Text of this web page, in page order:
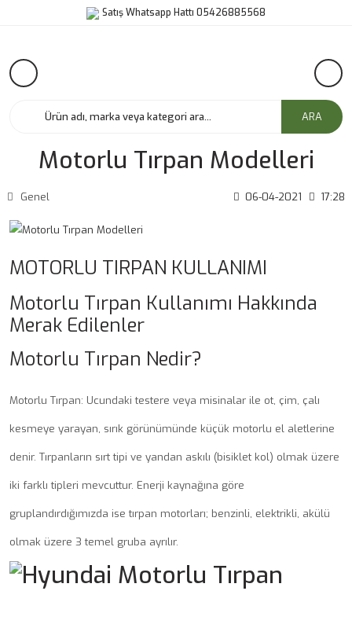
Satış Whatsapp Hattı 05426885568
ARA
Motorlu Tırpan Modelleri
Genel 06-04-2021 17:28
MOTORLU TIRPAN KULLANIMI
Motorlu Tırpan Kullanımı Hakkında
Merak Edilenler
Motorlu Tırpan Nedir?
Motorlu Tırpan: Ucundaki testere veya misinalar ile ot, çim, çalı
kesmeye yarayan, sırık görünümünde küçük motorlu el aletlerine
denir. Tırpanların sırt tipi ve yandan askılı (bisiklet kol) olmak üzere
iki farklı tipleri mevcuttur. Enerji kaynağına göre
gruplandırdığımızda ise tırpan motorları; benzinli, elektrikli, akülü
olmak üzere 3 temel gruba ayrılır.